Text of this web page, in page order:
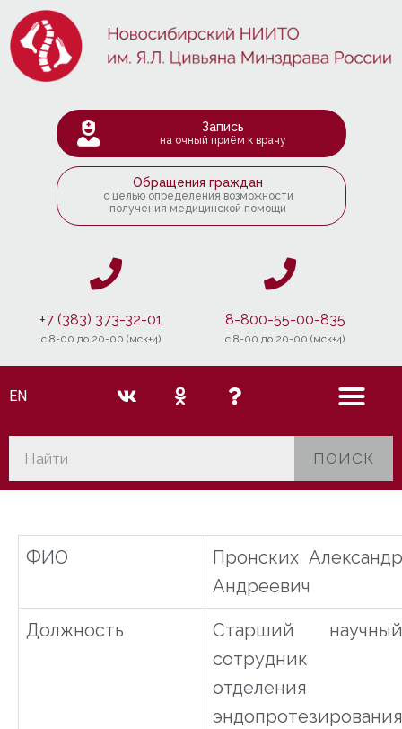
Запись
на очный приём к врачу
Обращения граждан
с целью определения возможности
получения медицинской помощи
+7 (383) 373-32-01
c 8-00 до 20-00 (мск+4)
8-800-55-00-835
c 8-00 до 20-00 (мск+4)
EN
ПОИСК
ФИО
Пронских Александр
Андреевич
Должность
Старший научный
сотрудник
отделения
эндопротезирования